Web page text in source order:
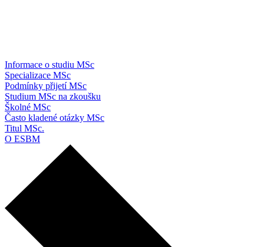
Informace o studiu MSc
Specializace MSc
Podmínky přijetí MSc
Studium MSc na zkoušku
Školné MSc
Často kladené otázky MSc
Titul MSc.
O ESBM